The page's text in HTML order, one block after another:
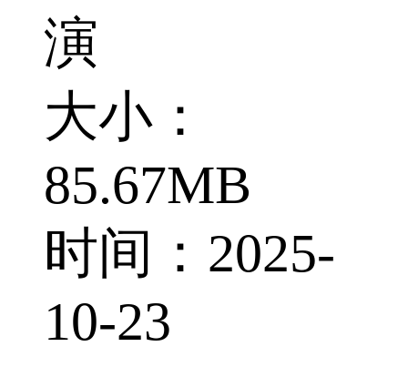
演
大小：
85.67MB
时间：2025-
10-23